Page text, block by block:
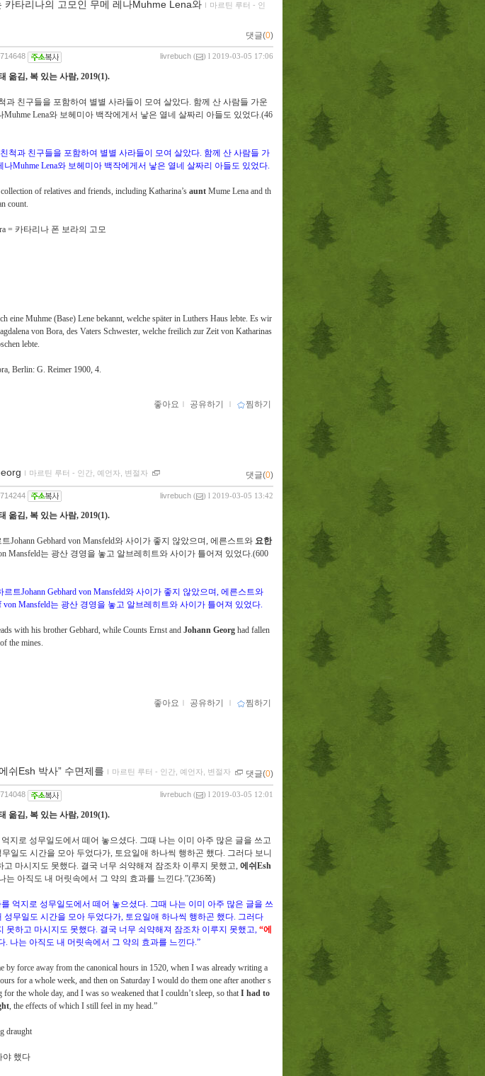
카타리나의 고모인 무메 레나Muhme Lena와 ｌ 마르틴 루터 - 인
댓글(0)
livrebuch ( ) l 2019-03-05 17:06
옮김, 복 있는 사람, 2019(1).
과 친구들을 포함하여 별별 사라들이 모여 살았다. 함께 산 사람들 가운
Muhme Lena와 보헤미아 백작에게서 낳은 열네 살짜리 아들도 있었다.(46
척과 친구들을 포함하여 별별 사라들이 모여 살았다. 함께 산 사람들 가
나Muhme Lena와 보헤미아 백작에게서 낳은 열네 살짜리 아들도 있었다.
of relatives and friends, including Katharina’s aunt Mume Lena and th
count.
= 카타리나 폰 보라의 고모
eine Muhme (Base) Lene bekannt, welche später in Luthers Haus lebte. Es wir
von Bora, des Vaters Schwester, welche freilich zur Zeit von Katharinas
lebte.
Berlin: G. Reimer 1900, 4.
좋아요 ｌ 공유하기 ｌ 찜하기
ｌ 마르틴 루터 - 인간, 예언자, 변절자 댓글(0)
livrebuch ( ) l 2019-03-05 13:42
옮김, 복 있는 사람, 2019(1).
트Johann Gebhard von Mansfeld와 사이가 좋지 않았으며, 에른스트와 요한
Mansfeld는 광산 경영을 놓고 알브레히트와 사이가 틀어져 있었다.(600
르트Johann Gebhard von Mansfeld와 사이가 좋지 않았으며, 에른스트와
von Mansfeld는 광산 경영을 놓고 알브레히트와 사이가 틀어져 있었다.
with his brother Gebhard, while Counts Ernst and Johann Georg had fallen
the mines.
좋아요 ｌ 공유하기 ｌ 찜하기
쉬Esh 박사” 수면제를 ｌ 마르틴 루터 - 인간, 예언자, 변절자 댓글(0)
livrebuch ( ) l 2019-03-05 12:01
옮김, 복 있는 사람, 2019(1).
지로 성무일도에서 떼어 놓으셨다. 그때 나는 이미 아주 많은 글을 쓰고
일도 시간을 모아 두었다가, 토요일애 하나씩 행하곤 했다. 그러다 보니
고 마시지도 못했다. 결국 너무 쇠약해져 잠조차 이루지 못했고, 에쉬Esh
는 아직도 내 머릿속에서 그 약의 효과를 느낀다.”(236쪽)
를 억지로 성무일도에서 떼어 놓으셨다. 그때 나는 이미 아주 많은 글을 쓰
성무일도 시간을 모아 두었다가, 토요일애 하나씩 행하곤 했다. 그러다
못하고 마시지도 못했다. 결국 너무 쇠약해져 잠조차 이루지 못했고, “에
. 나는 아직도 내 머릿속에서 그 약의 효과를 느낀다.”
by force away from the canonical hours in 1520, when I was already writing a
for a whole week, and then on Saturday I would do them one after another s
the whole day, and I was so weakened that I couldn’t sleep, so that I had to
, the effects of which I still feel in my head.”
draught
야 했다